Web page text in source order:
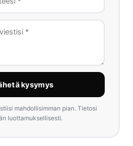
kysymys
mahdollisimman pian. Tietosi
luottamuksellisesti.